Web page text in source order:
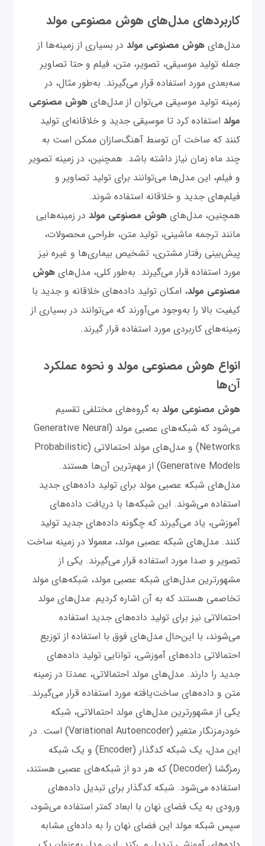
کاربردهای مدل‌های هوش مصنوعی مولد
مدل‌هایهوش مصنوعی مولد در بسیاری از زمینه‌ها از
جمله تولید موسیقی، تصویر، متن، فیلم و حتا تصاویر
سه‌بعدی مورد استفاده قرار می‌گیرند. به‌طور مثال، در
زمینه تولید موسیقی می‌توان از مدل‌هایهوش مصنوعی
مولد استفاده کرد تا موسیقی جدید و خلاقانه‌ای تولید
کنند که ساخت آن توسط آهنگ‌سازان ممکن است به
چند ماه زمان نیاز داشته باشد. همچنین، در زمینه تصویر
و فیلم، این مدل‌ها می‌توانند برای تولید تصاویر و
فیلم‌های جدید و خلاقانه استفاده شوند.
همچنین، مدل‌هایهوش مصنوعی مولد در زمینه‌هایی
مانند ترجمه ماشینی، تولید متن، طراحی محصولات،
پیش‌بینی رفتار مشتری، تشخیص بیماری‌ها و غیره نیز
مورد استفاده قرار می‌گیرند. به‌طور کلی، مدل‌های هوش
مصنوعی مولد، امکان تولید داده‌های خلاقانه و جدید با
کیفیت بالا را به‌وجود می‌آورند که می‌توانند در بسیاری از
زمینه‌های کاربردی مورد استفاده قرار گیرند.
انواع هوش مصنوعی مولد و نحوه عملکرد
آن‌ها
هوش مصنوعی مولد به گروه‌های مختلفی تقسیم
می‌شود که شبکه‌های عصبی مولد (Generative Neural
Networks) و مدل‌های مولد احتمالاتی (Probabilistic
Generative Models) از مهم‌ترین آن‌ها هستند.
مدل‌های شبکه عصبی مولد برای تولید داده‌های جدید
استفاده می‌شوند. این شبکه‌ها با دریافت داده‌های
آموزشی، یاد می‌گیرند که چگونه داده‌های جدید تولید
کنند. مدل‌های شبکه عصبی مولد، معمولا در زمینه ساخت
تصویر و صدا مورد استفاده قرار می‌گیرند. یکی از
مشهورترین مدل‌های شبکه عصبی مولد، شبکه‌های مولد
تخاصمی هستند که به آن اشاره کردیم. مدل‌های مولد
احتمالاتی نیز برای تولید داده‌های جدید استفاده
می‌شوند، با این‌حال مدل‌های فوق با استفاده از توزیع
احتمالاتی داده‌های آموزشی، توانایی تولید داده‌های
جدید را دارند. مدل‌های مولد احتمالاتی، عمدتا در زمینه
متن و داده‌های ساخت‌یافته مورد استفاده قرار می‌گیرند.
یکی از مشهورترین مدل‌های مولد احتمالاتی، شبکه
خودرمزنگار متغیر (Variational Autoencoder) است. در
این مدل، یک شبکه کدگذار (Encoder) و یک شبکه
رمزگشا (Decoder) که هر دو از شبکه‌های عصبی هستند،
استفاده می‌شود. شبکه کدگذار برای تبدیل داده‌های
ورودی به یک فضای نهان با ابعاد کمتر استفاده می‌شود،
سپس شبکه مولد این فضای نهان را به داده‌ای مشابه